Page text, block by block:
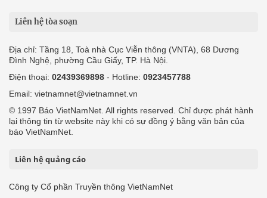
Liên hệ tòa soạn
Địa chỉ: Tầng 18, Toà nhà Cục Viễn thông (VNTA), 68 Dương
Đình Nghệ, phường Cầu Giấy, TP. Hà Nội.
Điện thoại: 02439369898 - Hotline: 0923457788
Email: vietnamnet@vietnamnet.vn
© 1997 Báo VietNamNet. All rights reserved. Chỉ được phát hành
lại thông tin từ website này khi có sự đồng ý bằng văn bản của
báo VietNamNet.
Liên hệ quảng cáo
Công ty Cổ phần Truyền thông VietNamNet